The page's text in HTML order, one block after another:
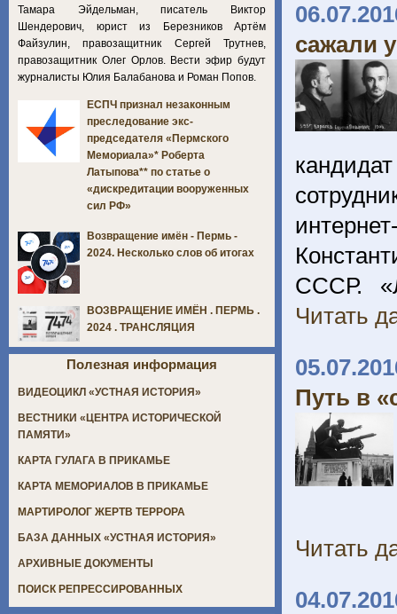
сажали
СССР.
Читать
Путь в
Читать
Тамара Эйдельман, писатель Виктор
Шендерович, юрист из Березников Артём
Файзулин, правозащитник Сергей Трутнев,
правозащитник Олег Орлов. Вести эфир будут
журналисты Юлия Балабанова и Роман Попов.
ЕСПЧ признал незаконным
преследование экс-
председателя «Пермского
Мемориала»* Роберта
Латыпова** по статье о
«дискредитации вооруженных
сил РФ»
Возвращение имён - Пермь -
2024. Несколько слов об итогах
ВОЗВРАЩЕНИЕ ИМЁН . ПЕРМЬ .
2024 . ТРАНСЛЯЦИЯ
Полезная информация
ВИДЕОЦИКЛ «УСТНАЯ ИСТОРИЯ»
ВЕСТНИКИ «ЦЕНТРА ИСТОРИЧЕСКОЙ
ПАМЯТИ»
КАРТА ГУЛАГА В ПРИКАМЬЕ
КАРТА МЕМОРИАЛОВ В ПРИКАМЬЕ
МАРТИРОЛОГ ЖЕРТВ ТЕРРОРА
БАЗА ДАННЫХ «УСТНАЯ ИСТОРИЯ»
АРХИВНЫЕ ДОКУМЕНТЫ
ПОИСК РЕПРЕССИРОВАННЫХ